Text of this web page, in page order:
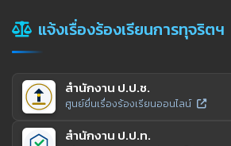
แจ้งเรื่องร้องเรียนการทุจริตฯ
สำนักงาน ป.ป.ช.
ศูนย์ยื่นเรื่องร้องเรียนออนไลน์
สำนักงาน ป.ป.ท.